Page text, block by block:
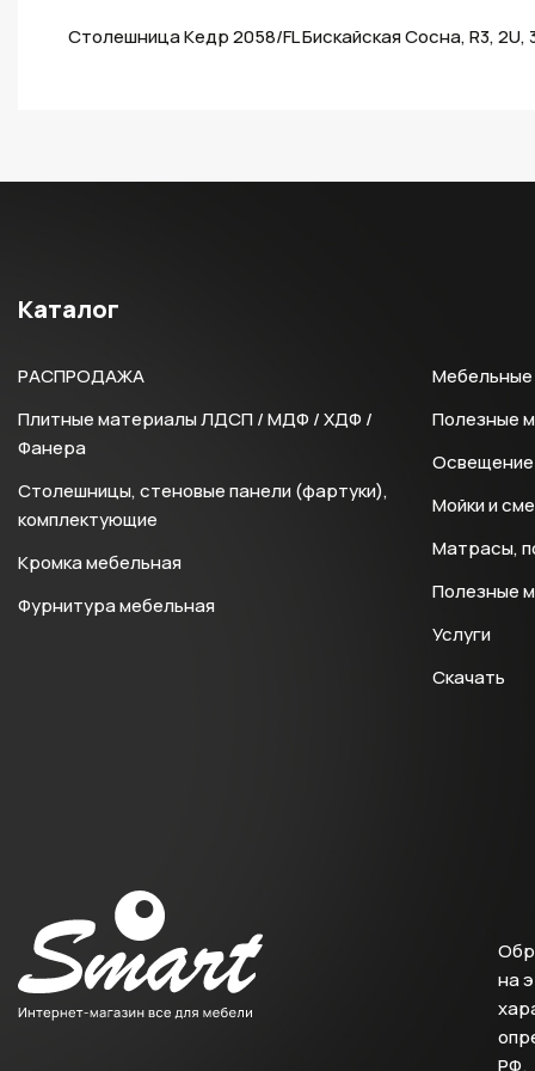
Столешница Кедр 2058/FL Бискайская Сосна, R3, 2U,
Каталог
РАСПРОДАЖА
Плитные материалы ЛДСП / МДФ / ХДФ /
Фанера
Столешницы, стеновые панели (фартуки),
комплектующие
Кромка мебельная
Фурнитура мебельная
Мебельные
Полезные
Освещение
Мойки и
Матрасы,
Полезные
Услуги
Скачать
на
РФ.